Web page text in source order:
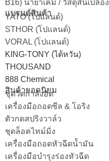
B16) น้ำยาเคมี / วัสดุสิ้นเปลือง
แบรนด์สินค้า
YATO (โปแลนด์)
STHOR (โปแลนด์)
VORAL (โปแลนด์)
KING-TONY (ไต้หวัน)
THOUSAND
888 Chemical
สินค้ายอดนิยม
ชุดวัดกำลังอัด
เครื่องมือถอดซีล & โอริง
ตัวกดสปริงวาล์ว
ชุดล็อคไทม์มิ่ง
เครื่องมือถอดหัวฉีดน้ำมัน
เครื่องมือบำรุงร่องหัวฉีด